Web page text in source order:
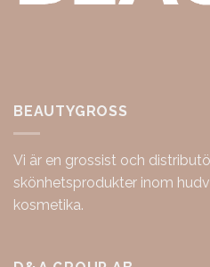
BEAUTYGROSS
Vi är en grossist och
skönhetsprodukter inom
kosmetika.